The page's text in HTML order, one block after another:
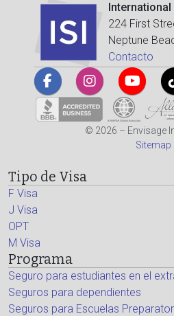
224 First
Neptune
Contacto
© 2026 – Envisage
Sitemap
Tipo de Visa
F Visa
J Visa
OPT
M Visa
Programa
Seguro para estudiantes en el
Seguros para dependientes
Seguros para Escuelas